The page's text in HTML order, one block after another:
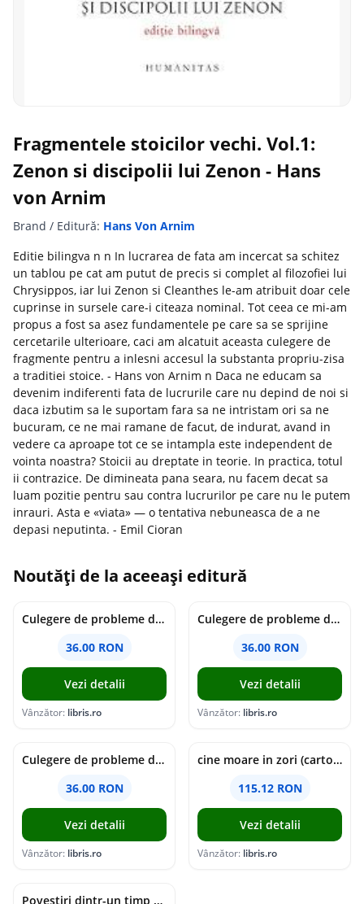
Fragmentele stoicilor vechi. Vol.1:
Zenon si discipolii lui Zenon - Hans
von Arnim
Brand / Editură: Hans Von Arnim
Editie bilingva n n In lucrarea de fata am incercat sa schitez
un tablou pe cat am putut de precis si complet al filozofiei lui
Chrysippos, iar lui Zenon si Cleanthes le-am atribuit doar cele
cuprinse in sursele care-i citeaza nominal. Tot ceea ce mi-am
propus a fost sa asez fundamentele pe care sa se sprijine
cercetarile ulterioare, caci am alcatuit aceasta culegere de
fragmente pentru a inlesni accesul la substanta propriu-zisa
a traditiei stoice. - Hans von Arnim n Daca ne educam sa
devenim indiferenti fata de lucrurile care nu depind de noi si
daca izbutim sa le suportam fara sa ne intristam ori sa ne
bucuram, ce ne mai ramane de facut, de indurat, avand in
vedere ca aproape tot ce se intampla este independent de
vointa noastra? Stoicii au dreptate in teorie. In practica, totul
ii contrazice. De dimineata pana seara, nu facem decat sa
luam pozitie pentru sau contra lucrurilor pe care nu le putem
inrauri. Asta e «viata» — o tentativa nebuneasca de a ne
depasi neputinta. - Emil Cioran
Noutăți de la aceeași editură
Culegere de probleme de matematica - Clasa 7 - Ioana Monalisa Manea
36.00 RON
Vezi detalii
Vânzător: libris.ro
Culegere de probleme de matematica - Clasa 6 - Ioana Monalisa Manea, Cristina Neagoe
36.00 RON
Vezi detalii
Vânzător: libris.ro
Culegere de probleme de matematica - Clasa 5 - Ioana Monalisa Manea, Cristina Neagoe
36.00 RON
Vezi detalii
Vânzător: libris.ro
cine moare in zori (cartonata) - holly jackson
115.12 RON
Vezi detalii
Vânzător: libris.ro
Povestiri dintr-un timp suspendat - Simona Mihutiu